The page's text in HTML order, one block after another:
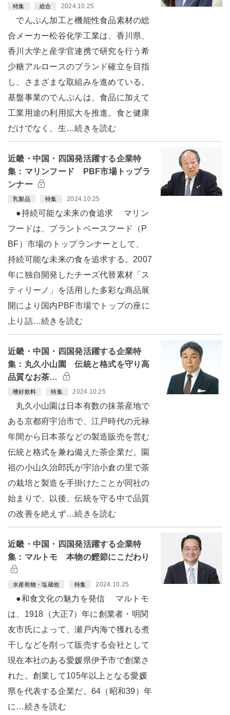
特集 総合 2024.10.25
でんぷん加工と機能性食品素材の総
合メーカー松谷化学工業は、香川県、
香川大学と産学官連携で研究を行う希
少糖アルロースのブランド確立を目指
し、さまざまな取組みを進めている。
基盤事業のでんぷんは、食品に加えて
工業用途の利用拡大を推進。食と健康
だけでなく、生…続きを読む
近畿・中国・四国発活躍する企業特
集：マリンフード PBF市場トップラ
ンナー
乳製品 特集 2024.10.25
●持続可能な未来の食追求 マリン
フードは、プラントベースフード（P
BF）市場のトップランナーとして、
持続可能な未来の食を追求する。2007
年に独自開発したチーズ代替素材「ス
ティリーノ」を活用した多彩な商品展
開により国内PBF市場でトップの座に
上り詰…続きを読む
近畿・中国・四国発活躍する企業特
集：丸久小山園 伝統と格式を守り高
品質なお茶…
嗜好飲料 特集 2024.10.25
丸久小山園は日本有数の抹茶産地で
ある京都府宇治市で、江戸時代の元禄
年間から日本茶などの製造販売を営む
伝統と格式を兼ね備えた茶企業だ。園
祖の小山久治郎氏が宇治小倉の里で茶
の栽培と製造を手掛けたことが同社の
始まりで、以後、伝統を守る中で品質
の改善を絶えず…続きを読む
近畿・中国・四国発活躍する企業特
集：マルトモ 本物の鰹節にこだわり
水産乾物・塩蔵他 特集 2024.10.25
●和食文化の魅力を発信 マルトモ
は、1918（大正7）年に創業者・明関
友市氏によって、瀬戸内海で獲れる煮
干しなどを削って販売する会社として
現在本社のある愛媛県伊予市で創業さ
れた。創業して105年以上となる愛媛
県を代表する企業だ。64（昭和39）年
に…続きを読む